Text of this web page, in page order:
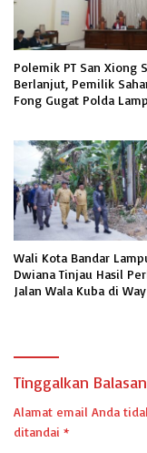
Polemik PT San Xiong
Berlanjut, Pemilik
Fong Gugat Polda
Wali Kota Bandar
Dwiana Tinjau Hasil
Jalan Wala Kuba di
Tinggalkan Balasan
Alamat email Anda
ditandai *